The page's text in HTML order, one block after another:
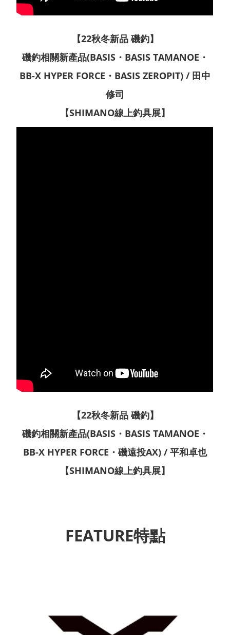
【22秋冬新品 磯釣】
磯釣相關新產品(BASIS・BASIS TAMANOE・
BB-X HYPER FORCE・BASIS ZEROPIT) / 田中
修司
【SHIMANO線上釣具展】
【22秋冬新品 磯釣】
磯釣相關新產品(BASIS・BASIS TAMANOE・
BB-X HYPER FORCE・磯遠投AX) / 平和卓也
【SHIMANO線上釣具展】
FEATURE特點